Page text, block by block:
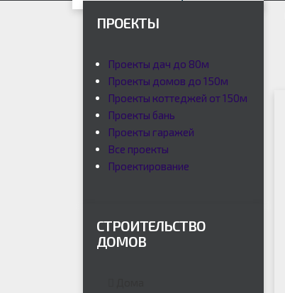
ПРОЕКТЫ
Проекты дач до 80м
Проекты домов до 150м
Проекты коттеджей от 150м
Проекты бань
Проекты гаражей
Все проекты
Проектирование
СТРОИТЕЛЬСТВО
ДОМОВ